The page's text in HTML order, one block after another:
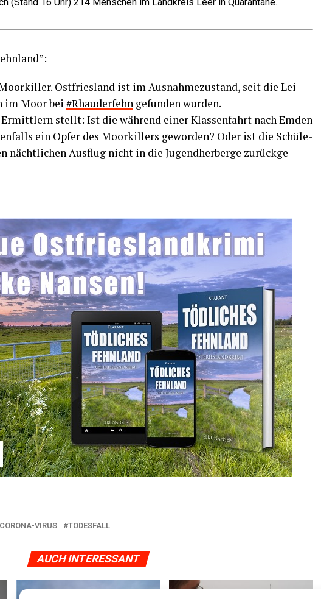
Ost­fries­land ist im Aus­nah­me­zu­stand, seit die Lei­
im Moor bei #Rhau­der­fehn gefun­den wurden.
stellt: Ist die wäh­rend einer Klas­sen­fahrt nach Emden
ein Opfer des Moor­kil­lers gewor­den? Oder ist die Schü­le­
nächt­li­chen Aus­flug nicht in die Jugend­her­ber­ge zurück­ge­
CORONA-VIRUS TODESFALL
AUCH INTERESSANT